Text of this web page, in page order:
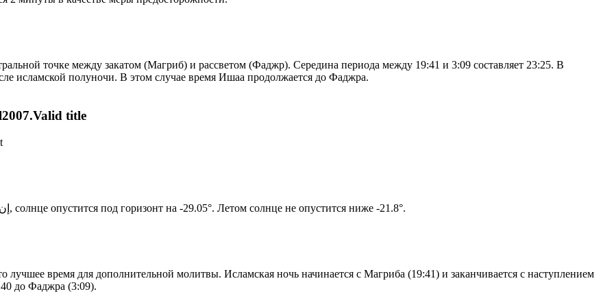
точке между закатом (Магриб) и рассветом (Фаджр). Середина периода между 19:41 и 3:09 составляет 23:25. В
исламской полуночи. В этом случае время Ишаа продолжается до Фаджра.
title
Новый день по солнечному календарю. Сегодня, إن شاء الله, солнце опустится под горизонт на -29.05°. Летом солнце не опустится ниже -21.8°.
лучшее время для дополнительной молитвы. Исламская ночь начинается с Магриба (19:41) и заканчивается с наступлением
до Фаджра (3:09).